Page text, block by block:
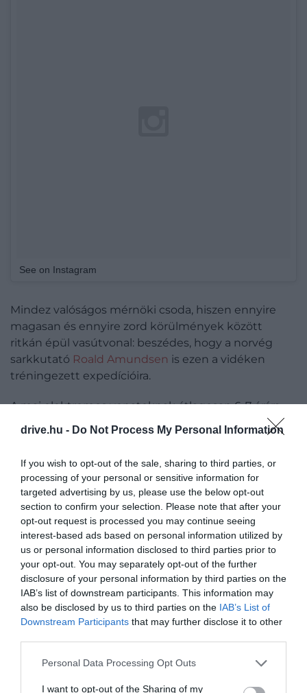
drive.hu - Do Not Process My Personal Information
If you wish to opt-out of the sale, sharing to third parties, or
processing of your personal or sensitive information for
targeted advertising by us, please use the below opt-out
section to confirm your selection. Please note that after your
opt-out request is processed you may continue seeing
interest-based ads based on personal information utilized by
us or personal information disclosed to third parties prior to
your opt-out. You may separately opt-out of the further
disclosure of your personal information by third parties on the
IAB’s list of downstream participants. This information may
also be disclosed by us to third parties on the IAB’s List of
Downstream Participants that may further disclose it to other
Please note that this website/app uses one or more Google
not limited to your visit or usage behaviour. You may click to
Personal Data Processing Opt Outs
I want to opt-out of the Sharing of my
See on Instagram
Mindez valóságos mérnöki csoda, hiszen ennyire
magasan és ennyire zord körülmények között
ritkán épül vasútvonal: beszédes, hogy a norvég
sarkkutató Roald Amundsen is ezen a vidéken
tréningezett expedícióira.
A mai elektromos vonatoknak átlagosan 6-7 órára
van szükségük a 496 kilométeres távolság
leküzdéséhez, az viszont biztos, hogy nem fog
forintba kerülő jegyet a járatra.
Ne hagyd ki!
A hegyvidékes francia sziget,
ahol Európa egyik legszebb vonatútja
kanyarog